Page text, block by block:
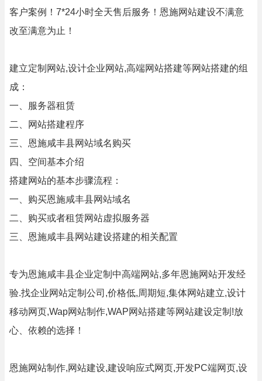
客户案例！7*24小时全天售后服务！恩施网站建设不满意
改至满意为止！
建立定制网站,设计企业网站,高端网站搭建等网站搭建的组
成：
一、服务器租赁
二、网站搭建程序
三、恩施咸丰县网站域名购买
四、空间基本介绍
搭建网站的基本步骤流程：
一、购买恩施咸丰县网站域名
二、购买或者租赁网站虚拟服务器
三、恩施咸丰县网站建设搭建的相关配置
专为恩施咸丰县企业定制中高端网站,多年恩施网站开发经
验.找企业网站定制公司,价格低,周期短,集体网站建立,设计
移动网页,Wap网站制作,WAP网站搭建等网站建设定制!放
心、依赖的选择！
恩施网站制作,网站建设,建设响应式网页,开发PC端网页,设